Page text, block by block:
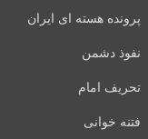
پرونده هسته ای ایران
نفوذ دشمن
تحریف امام
فتنه خوانی